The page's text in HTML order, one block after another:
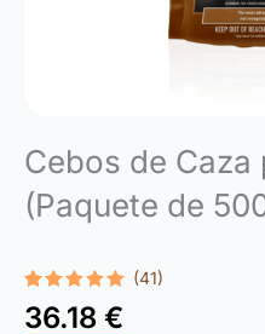
Cebos de Caza
(Paquete de
Valorado
con4.95
41
(41)
36.18 €